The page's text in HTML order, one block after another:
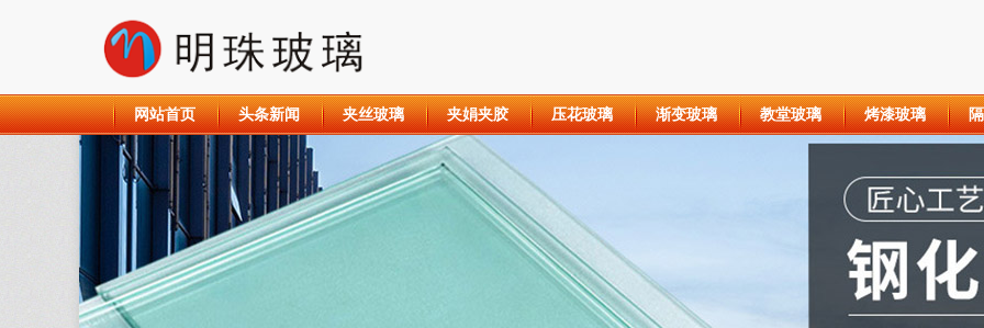
网站首页 头条新闻 夹丝玻璃 夹娟夹胶 压花玻璃 渐变玻璃 教堂玻璃 烤漆玻璃